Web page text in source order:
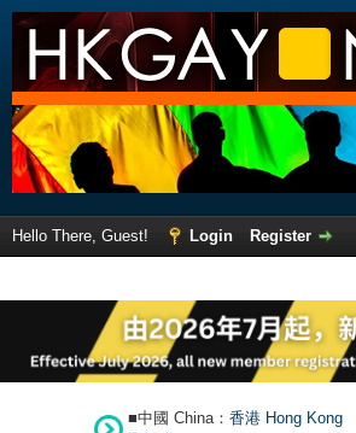
Hello There, Guest! Login
Register
■中國 China： 香港 Hong Kong